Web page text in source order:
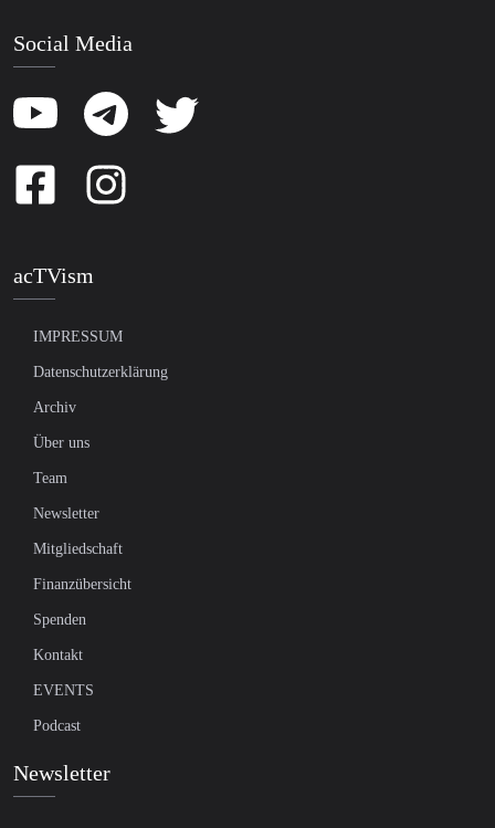
Social Media
acTVism
IMPRESSUM
Datenschutzerklärung
Archiv
Über uns
Team
Newsletter
Mitgliedschaft
Finanzübersicht
Spenden
Kontakt
EVENTS
Podcast
Newsletter